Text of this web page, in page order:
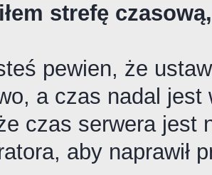
strefę
pewien, że
a czas nadal
czas serwera jest
aby naprawił